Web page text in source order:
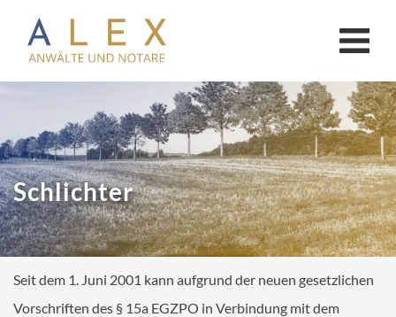
Schlichter
Seit dem 1. Juni 2001 kann aufgrund der neuen gesetzlichen
Vorschriften des § 15a EGZPO in Verbindung mit dem
KANZLEI
Anwälte
Notar Limburg
Notar Bad Camberg
AKTUELLES
ONLINE-CHECKLISTEN